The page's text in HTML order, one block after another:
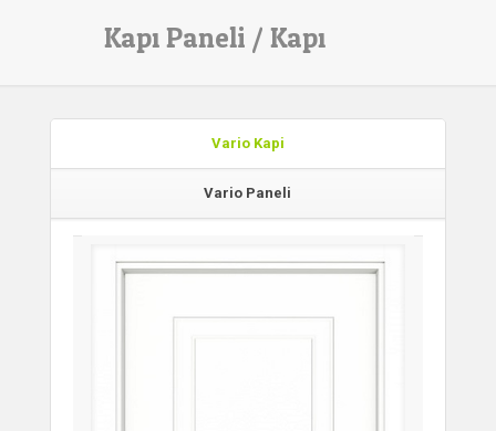
Kapı Paneli / Kapı
Vario Kapi
Vario Paneli